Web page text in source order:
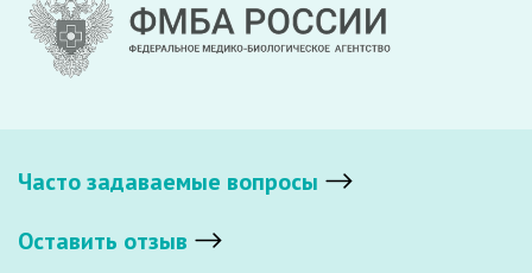
Часто задаваемые вопросы
Оставить отзыв